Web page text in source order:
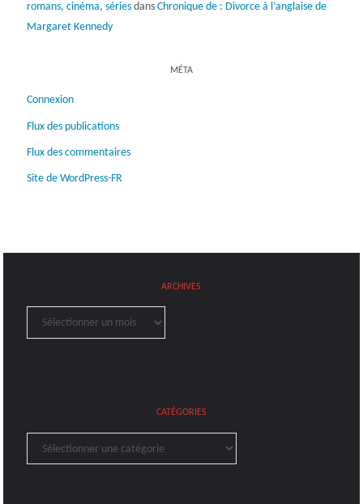
romans, cinéma, sériesdans Chronique de : Divorce à l’anglaise de
Margaret Kennedy
MÉTA
Connexion
Flux des publications
Flux des commentaires
Site de WordPress-FR
ARCHIVES
Archives
CATÉGORIES
Catégories